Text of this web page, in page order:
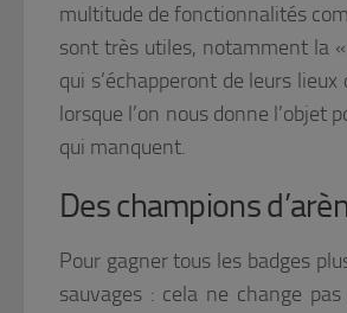
multitude de fonctionnalités
sont très utiles, notamment la
qui s’échapperont de leurs
lorsque l’on nous donne
qui manquent.
Des champions
Pour gagner tous les badges
sauvages : cela ne change